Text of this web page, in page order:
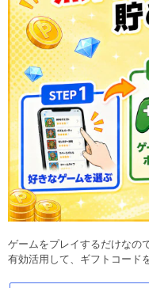
ゲームをプレイするだけなの
有効活用して、ギフトコード